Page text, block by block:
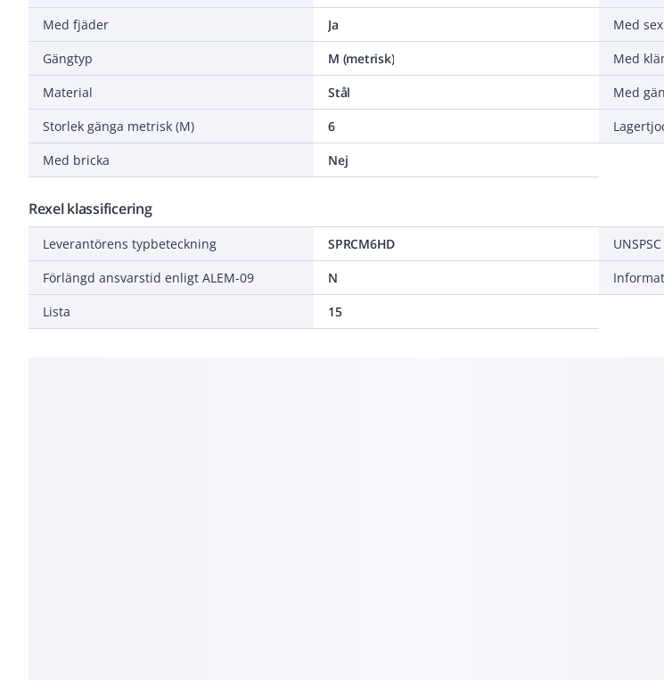
Med fjäder
Ja
Gängtyp
M (metrisk)
Material
Stål
Storlek gänga metrisk (M)
6
Med bricka
Nej
Med
Med
Med
Rexel klassificering
Leverantörens typbeteckning
SPRCM6HD
Förlängd ansvarstid enligt ALEM-09
N
Lista
15
UNSPSC